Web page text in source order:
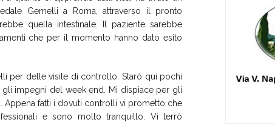
Gemelli a Roma, attraverso il pronto
quella intestinale. Il paziente sarebbe
che per il momento hanno dato esito
per delle visite di controllo. Starò qui pochi
impegni del week end. Mi dispiace per gli
Appena fatti i dovuti controlli vi prometto che
e sono molto tranquillo. Vi terrò